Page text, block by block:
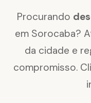
Procurando
em Sorocaba?
da cidade e
compromisso.